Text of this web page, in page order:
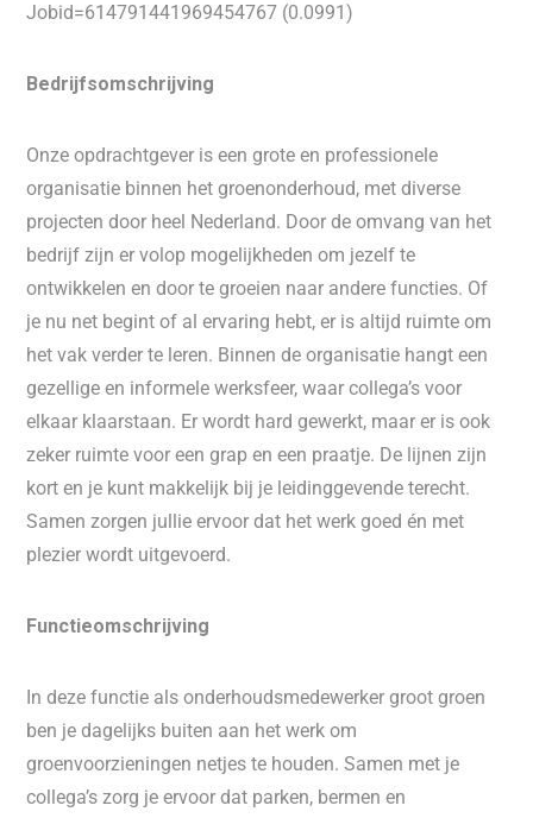
Jobid=614791441969454767 (0.0991)
Bedrijfsomschrijving
Onze opdrachtgever is een grote en professionele
organisatie binnen het groenonderhoud, met diverse
projecten door heel Nederland. Door de omvang van het
bedrijf zijn er volop mogelijkheden om jezelf te
ontwikkelen en door te groeien naar andere functies. Of
je nu net begint of al ervaring hebt, er is altijd ruimte om
het vak verder te leren. Binnen de organisatie hangt een
gezellige en informele werksfeer, waar collega’s voor
elkaar klaarstaan. Er wordt hard gewerkt, maar er is ook
zeker ruimte voor een grap en een praatje. De lijnen zijn
kort en je kunt makkelijk bij je leidinggevende terecht.
Samen zorgen jullie ervoor dat het werk goed én met
plezier wordt uitgevoerd.
Functieomschrijving
In deze functie als onderhoudsmedewerker groot groen
ben je dagelijks buiten aan het werk om
groenvoorzieningen netjes te houden. Samen met je
collega’s zorg je ervoor dat parken, bermen en